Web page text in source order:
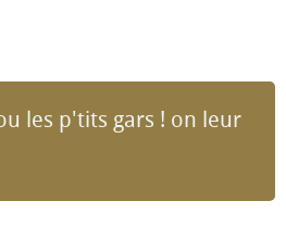
les p'tits gars ! on leur